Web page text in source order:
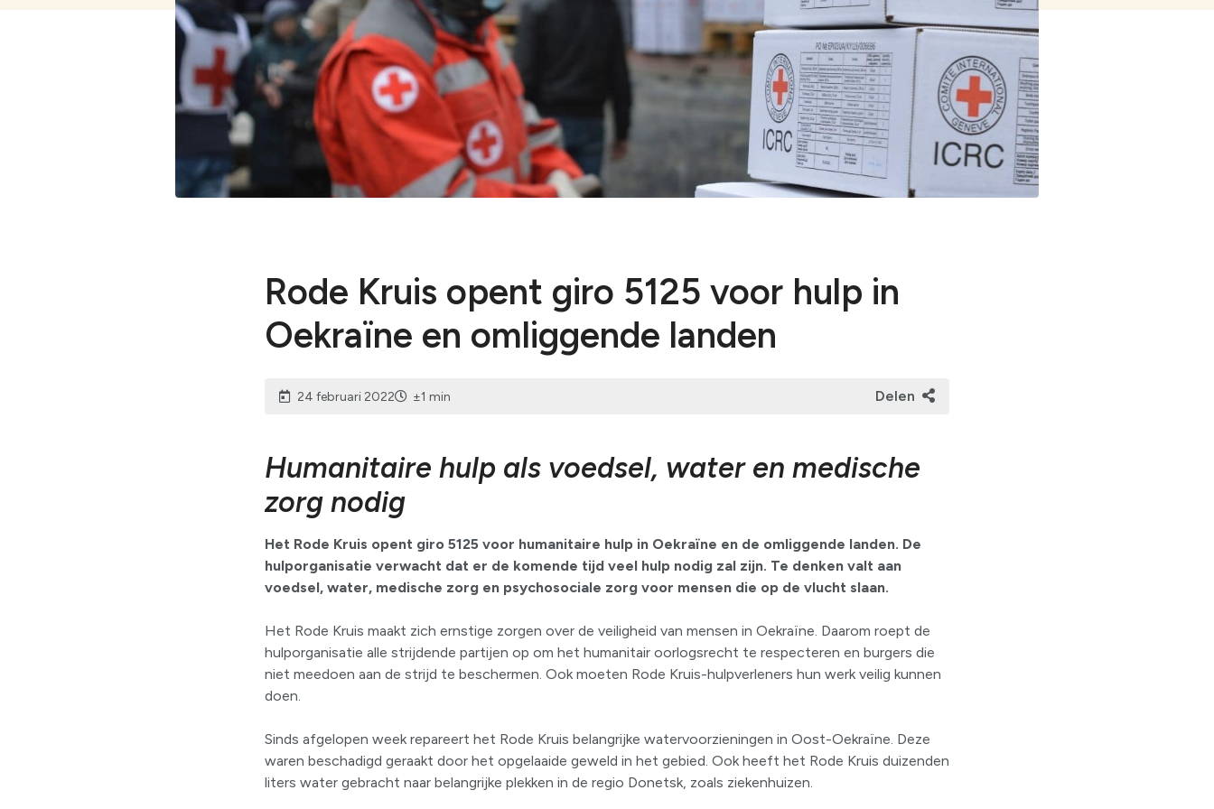
Bekijk alles
Bekijk alles
Voorbereiding op rampen
Humanitair oorlogsrecht
Bekijk alles
Rode Kruis opent giro 5125 voor hulp in
Oekraïne en omliggende landen
24 februari 2022 ±1 min Delen
Humanitaire hulp als voedsel, water en medische
zorg nodig
Het Rode Kruis opent giro 5125 voor humanitaire hulp in Oekraïne en de omliggende landen. De
hulporganisatie verwacht dat er de komende tijd veel hulp nodig zal zijn. Te denken valt aan
voedsel, water, medische zorg en psychosociale zorg voor mensen die op de vlucht slaan.
Het Rode Kruis maakt zich ernstige zorgen over de veiligheid van mensen in Oekraïne. Daarom roept de
hulporganisatie alle strijdende partijen op om het humanitair oorlogsrecht te respecteren en burgers die
niet meedoen aan de strijd te beschermen. Ook moeten Rode Kruis-hulpverleners hun werk veilig kunnen
doen.
Sinds afgelopen week repareert het Rode Kruis belangrijke watervoorzieningen in Oost-Oekraïne. Deze
waren beschadigd geraakt door het opgelaaide geweld in het gebied. Ook heeft het Rode Kruis duizenden
liters water gebracht naar belangrijke plekken in de regio Donetsk, zoals ziekenhuizen.